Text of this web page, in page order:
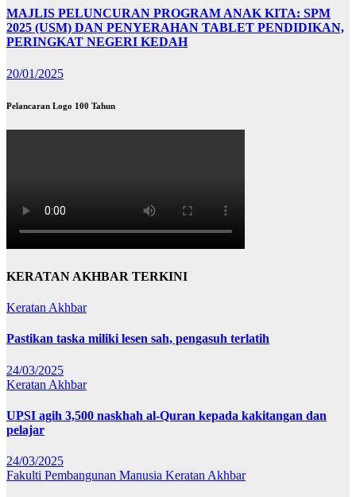
MAJLIS PELUNCURAN PROGRAM ANAK KITA: SPM
2025 (USM) DAN PENYERAHAN TABLET PENDIDIKAN,
PERINGKAT NEGERI KEDAH
20/01/2025
Pelancaran Logo 100 Tahun
KERATAN AKHBAR TERKINI
Keratan Akhbar
Pastikan taska miliki lesen sah, pengasuh terlatih
24/03/2025
Keratan Akhbar
UPSI agih 3,500 naskhah al-Quran kepada kakitangan dan
pelajar
24/03/2025
Fakulti Pembangunan Manusia Keratan Akhbar